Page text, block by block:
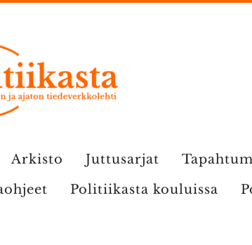
Arkisto Juttusarjat
Politiikasta kouluissa